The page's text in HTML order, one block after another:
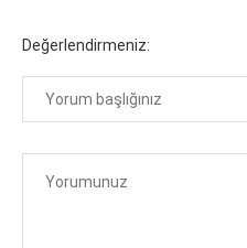
Değerlendirmeniz: